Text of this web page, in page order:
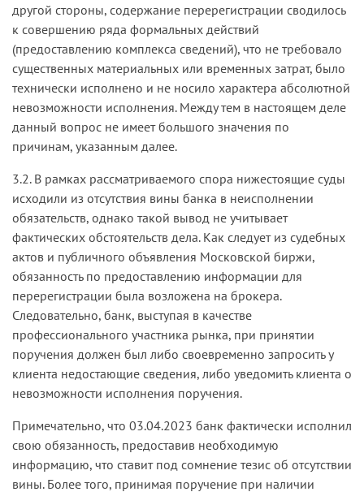
другой стороны, содержание перерегистрации сводилось
к совершению ряда формальных действий
(предоставлению комплекса сведений), что не требовало
существенных материальных или временных затрат, было
технически исполнено и не носило характера абсолютной
невозможности исполнения. Между тем в настоящем деле
данный вопрос не имеет большого значения по
причинам, указанным далее.
3.2. В рамках рассматриваемого спора нижестоящие суды
исходили из отсутствия вины банка в неисполнении
обязательств, однако такой вывод не учитывает
фактических обстоятельств дела. Как следует из судебных
актов и публичного объявления Московской биржи,
обязанность по предоставлению информации для
перерегистрации была возложена на брокера.
Следовательно, банк, выступая в качестве
профессионального участника рынка, при принятии
поручения должен был либо своевременно запросить у
клиента недостающие сведения, либо уведомить клиента о
невозможности исполнения поручения.
Примечательно, что 03.04.2023 банк фактически исполнил
свою обязанность, предоставив необходимую
информацию, что ставит под сомнение тезис об отсутствии
вины. Более того, принимая поручение при наличии